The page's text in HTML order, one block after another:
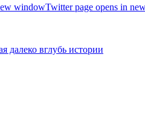
windowTwitter page opens in
далеко вглубь истории